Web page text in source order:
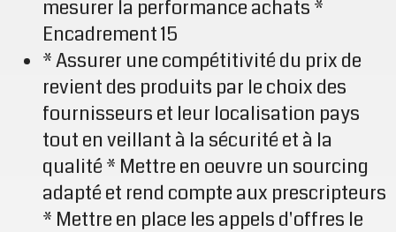
mesurer la performance achats *
Encadrement 15
* Assurer une compétitivité du prix de
revient des produits par le choix des
fournisseurs et leur localisation pays
tout en veillant à la sécurité et à la
qualité * Mettre en oeuvre un sourcing
adapté et rend compte aux prescripteurs
* Mettre en place les appels d'offres le